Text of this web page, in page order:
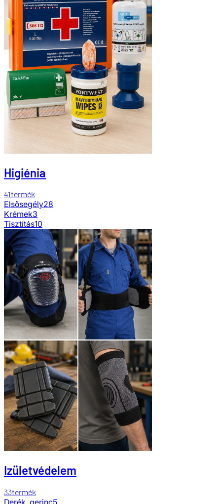
Higiénia
41termék
Elsősegély28
Krémek3
Tisztítás10
Izületvédelem
33termék